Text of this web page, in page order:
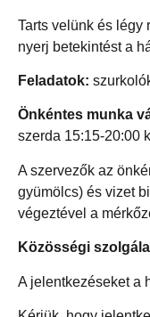
Tarts velünk és légy
nyerj betekintést a
Feladatok:
Önkéntes munka
szerda 15:15-20:00
A szervezők az
gyümölcs) és vizet
végeztével a
Közösségi
A jelentkezéseket a